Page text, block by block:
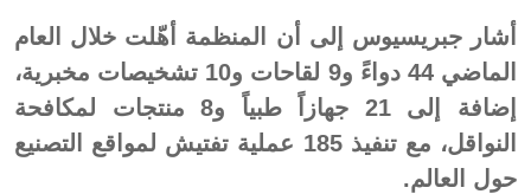
أشار جبريسيوس إلى أن المنظمة أهّلت خلال العام
الماضي 44 دواءً و9 لقاحات و10 تشخيصات مخبرية،
إضافة إلى 21 جهازاً طبياً و8 منتجات لمكافحة
النواقل، مع تنفيذ 185 عملية تفتيش لمواقع التصنيع
حول العالم.